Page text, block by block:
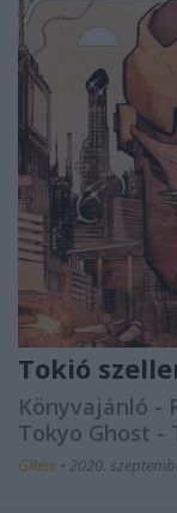
Tokió
Könyvajánló -
Tokyo Ghost -
GReni • 2020.